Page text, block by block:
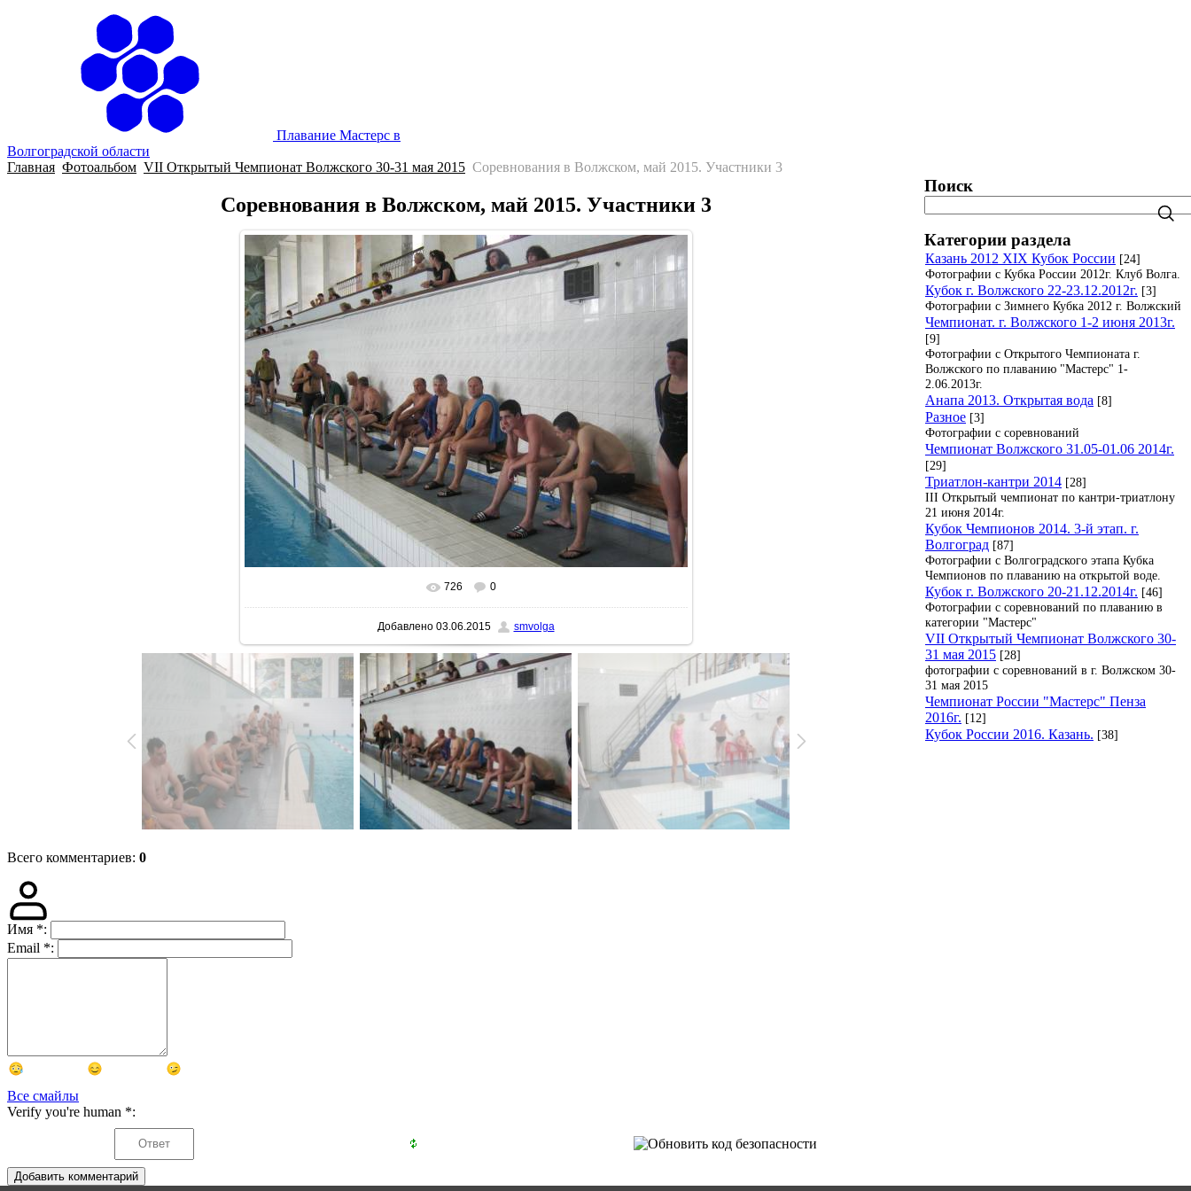
Плавание Мастерс в
Волгоградской области
Главная Фотоальбом VII Открытый Чемпионат Волжского 30-31 мая 2015 Соревнования в Волжском, май 2015. Участники 3
Соревнования в Волжском, май 2015. Участники 3
В реальном размере 1600x1200
726 0
Добавлено03.06.2015 smvolga
Всего комментариев: 0
Имя *:
Email *:
Все смайлы
Verify you're human *:
Добавить комментарий
Поиск
Категории раздела
Казань 2012 XIX Кубок России [24]
Фотографии с Кубка России 2012г. Клуб Волга.
Кубок г. Волжского 22-23.12.2012г. [3]
Фотографии с Зимнего Кубка 2012 г. Волжский
Чемпионат. г. Волжского 1-2 июня 2013г.
[9]
Фотографии с Открытого Чемпионата г.
Волжского по плаванию "Мастерс" 1-
2.06.2013г.
Анапа 2013. Открытая вода [8]
Разное [3]
Фотографии с соревнований
Чемпионат Волжского 31.05-01.06 2014г.
[29]
Триатлон-кантри 2014 [28]
III Открытый чемпионат по кантри-триатлону
21 июня 2014г.
Кубок Чемпионов 2014. 3-й этап. г.
Волгоград [87]
Фотографии с Волгоградского этапа Кубка
Чемпионов по плаванию на открытой воде.
Кубок г. Волжского 20-21.12.2014г. [46]
Фотографии с соревнований по плаванию в
категории "Мастерс"
VII Открытый Чемпионат Волжского 30-
31 мая 2015 [28]
фотографии с соревнований в г. Волжском 30-
31 мая 2015
Чемпионат России "Мастерс" Пенза
2016г. [12]
Кубок России 2016. Казань. [38]